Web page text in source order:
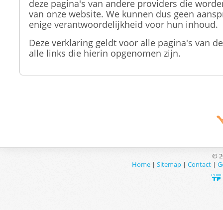
deze pagina's van andere providers die
van onze website. We kunnen dus geen
enige verantwoordelijkheid voor hun inhoud.
Deze verklaring geldt voor alle pagina's van
alle links die hierin opgenomen zijn.
©
Home| Sitemap| Contact|